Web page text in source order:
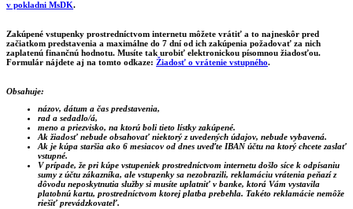
v pokladni MsDK.
Zakúpené vstupenky prostredníctvom internetu môžete vrátiť a to najneskôr pred
začiatkom predstavenia a maximálne do 7 dní od ich zakúpenia požadovať za nich
zaplatenú finančnú hodnotu. Musíte tak urobiť elektronickou písomnou žiadosťou.
Formulár nájdete aj na tomto odkaze: Žiadosť o vrátenie vstupného.
Obsahuje:
názov, dátum a čas predstavenia,
rad a sedadlo/á,
meno a priezvisko, na ktorú boli tieto lístky zakúpené.
Ak žiadosť nebude obsahovať niektorý z uvedených údajov, nebude vybavená.
Ak je kúpa staršia ako 6 mesiacov od dnes uveďte IBAN účtu na ktorý chcete zaslať
vstupné.
V prípade, že pri kúpe vstupeniek prostredníctvom internetu došlo síce k odpísaniu
sumy z účtu zákazníka, ale vstupenky sa nezobrazili, reklamáciu vrátenia peňazí z
dôvodu neposkytnutia služby si musíte uplatniť v banke, ktorá Vám vystavila
platobnú kartu, prostredníctvom ktorej platba prebehla. Takéto reklamácie nemôže
riešiť prevádzkovateľ.